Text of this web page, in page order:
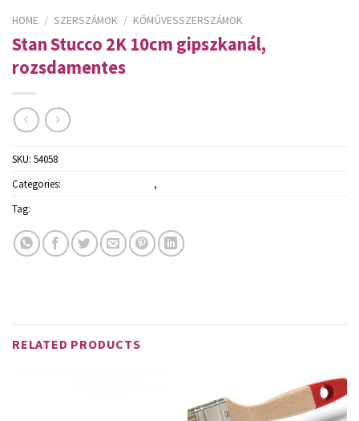
HOME / SZERSZÁMOK / KŐMŰVESSZERSZÁMOK
Stan Stucco 2K 10cm gipszkanál,
rozsdamentes
SKU: 54058
Categories:
,
Tag:
RELATED PRODUCTS